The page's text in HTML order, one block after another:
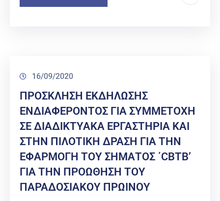
16/09/2020
ΠΡΟΣΚΛΗΣΗ ΕΚΔΗΛΩΣΗΣ
ΕΝΔΙΑΦΕΡΟΝΤΟΣ ΓΙΑ ΣΥΜΜΕΤΟΧΗ
ΣΕ ΔΙΑΔΙΚΤΥΑΚΑ ΕΡΓΑΣΤΗΡΙΑ ΚΑΙ
ΣΤΗΝ ΠΙΛΟΤΙΚΗ ΔΡΑΣΗ ΓΙΑ ΤΗΝ
ΕΦΑΡΜΟΓΗ ΤΟΥ ΣΗΜΑΤΟΣ ΄CBTB’
ΓΙΑ ΤΗΝ ΠΡΟΩΘΗΣΗ ΤΟΥ
ΠΑΡΑΔΟΣΙΑΚΟΥ ΠΡΩΙΝΟΥ